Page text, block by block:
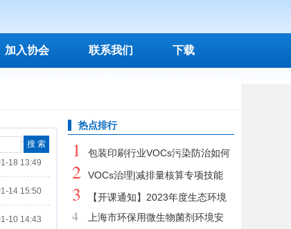
加入协会 联系我们 下载
18 13:49
14 15:50
10 14:43
热点排行
1
包装印刷行业VOCs污染防治如何
从“头”做起？
2
VOCs治理|减排量核算专项技能
培训，开班通知
3
【开课通知】2023年度生态环境
保护专业助理工程师继续教育专业科
4
上海市环保用微生物菌剂环境安